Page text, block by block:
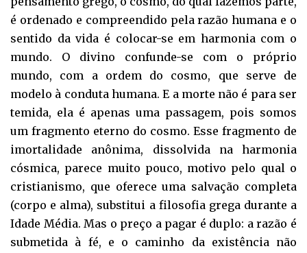
é ordenado e compreendido pela razão humana e o
sentido da vida é colocar-se em harmonia com o
mundo. O divino confunde-se com o próprio
mundo, com a ordem do cosmo, que serve de
modelo à conduta humana. E a morte não é para ser
temida, ela é apenas uma passagem, pois somos
um fragmento eterno do cosmo. Esse fragmento de
imortalidade anônima, dissolvida na harmonia
cósmica, parece muito pouco, motivo pelo qual o
cristianismo, que oferece uma salvação completa
(corpo e alma), substitui a filosofia grega durante a
Idade Média. Mas o preço a pagar é duplo: a razão é
submetida à fé, e o caminho da existência não